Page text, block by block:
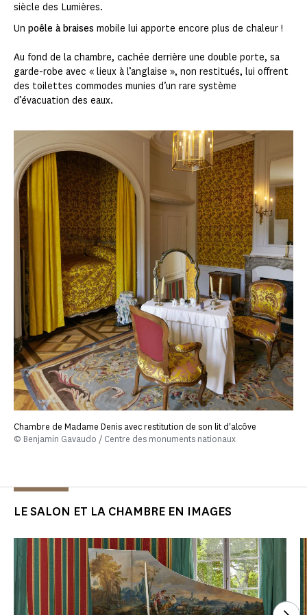
siècle des Lumières.
Un poêle à braises mobile lui apporte encore plus de chaleur !
Au fond de la chambre, cachée derrière une double porte, sa
garde-robe avec « lieux à l’anglaise », non restitués, lui offrent
des toilettes commodes munies d’un rare système
d’évacuation des eaux.
Chambre de Madame Denis avec restitution de son lit d'alcôve
© Benjamin Gavaudo / Centre des monuments nationaux
LE SALON ET LA CHAMBRE EN IMAGES